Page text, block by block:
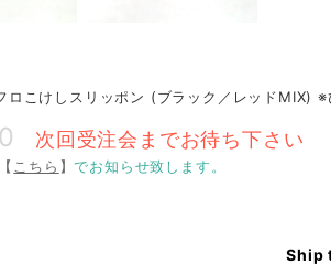
ロこけしスリッポン (ブラック／レッドMIX) ※
次回受注会までお待ち下さい
【 こちら 】でお知らせ致します。
Ship